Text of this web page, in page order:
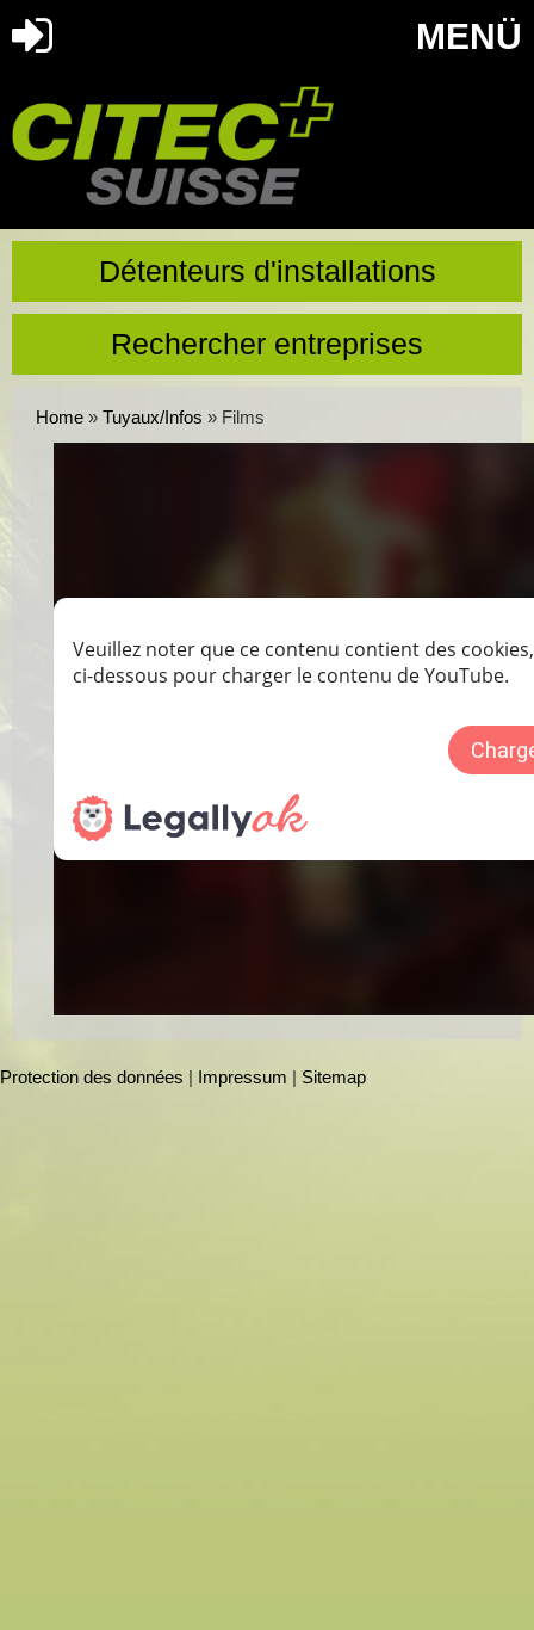
MENÜ
Détenteurs d'installations
Rechercher entreprises
Home » Tuyaux/Infos » Films
Protection des données | Impressum | Sitemap